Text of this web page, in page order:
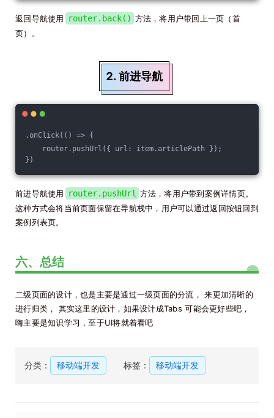
返回导航使用 router.back() 方法，将用户带回上一页（首
页）。
2. 前进导航
.onClick( () => {
router.pushUrl({ url: item.articlePath });
})
前进导航使用 router.pushUrl 方法，将用户带到案例详情页。
这种方式会将当前页面保留在导航栈中，用户可以通过返回按钮回到
案例列表页。
六、总结
二级页面的设计，也是主要是通过一级页面的分流， 来更加清晰的
进行归类， 其实这里的设计，如果设计成Tabs 可能会更好些吧，
嗨主要是知识学习，至于UI将就着看吧
分类： 移动端开发 标签： 移动端开发